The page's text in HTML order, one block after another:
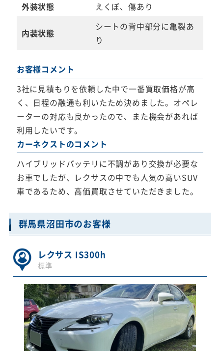
外装状態
えくぼ、傷あり
内装状態
シートの背中部分に亀裂あ
り
お客様コメント
3社に見積もりを依頼した中で一番買取価格が高
く、日程の融通も利いたため決めました。オペレ
ーターの対応も良かったので、また機会があれば
利用したいです。
カーネクストのコメント
ハイブリッドバッテリに不調があり交換が必要な
お車でしたが、レクサスの中でも人気の高いSUV
車であるため、高価買取させていただきました。
群馬県沼田市のお客様
レクサス IS300h
標準